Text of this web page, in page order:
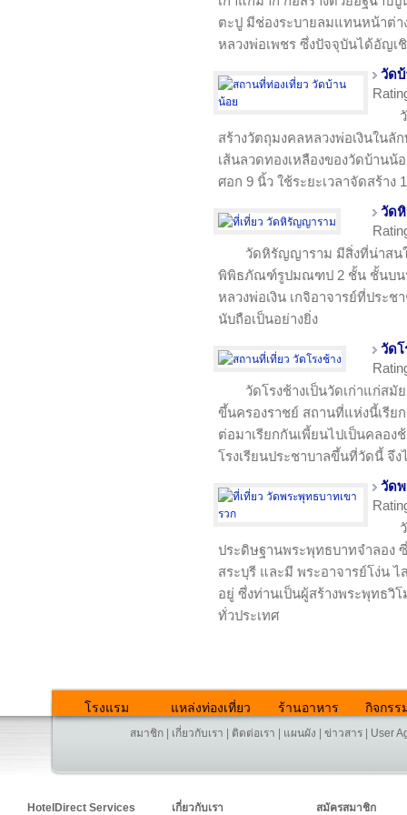
ตะปู มีช่องระบายลมแทนหน้าต่า
หลวงพ่อเพชร ซึ่งปัจจุบันได้อัญ
วัด
สร้างวัตถุมงคลหลวงพ่อเงินใน
เส้นลวดทองเหลืองของวัดบ้าน
ศอก 9 นิ้ว ใช้ระยะเวลาจัดสร้าง
วัด
วัดหิรัญญาราม มีสิ่งที่น่าส
พิพิธภัณฑ์รูปมณฑป 2 ชั้น ชั้นบนป
หลวงพ่อเงิน เกจิอาจารย์ที่ประ
นับถือเป็นอย่างยิ่ง
วัดโ
วัดโรงช้างเป็นวัดเก่าแก่สมั
ขึ้นครองราชย์ สถานที่แห่งนี้เรีย
ต่อมาเรียกกันเพี้ยนไปเป็นคลอง
โรงเรียนประชาบาลขึ้นที่วัดนี้ จึง
วัดพ
ประดิษฐานพระพุทธบาทจำลอง
สระบุรี และมี พระอาจารย์โง่น
อยู่ ซึ่งท่านเป็นผู้สร้างพระพุทธวิ
ทั่วประเทศ
โรงแรม แหล่งท่องเที่ยว ร้านอาหาร กิจกรร
สมาชิก เกี่ยวกับเรา ติดต่อเรา แผนผัง ข่าวสาร User
HotelDirect Services
เกี่ยวกับเรา
สมัครสมาชิก